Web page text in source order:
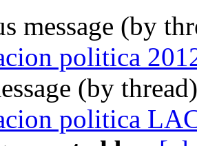
message (by
politica
(by
politica